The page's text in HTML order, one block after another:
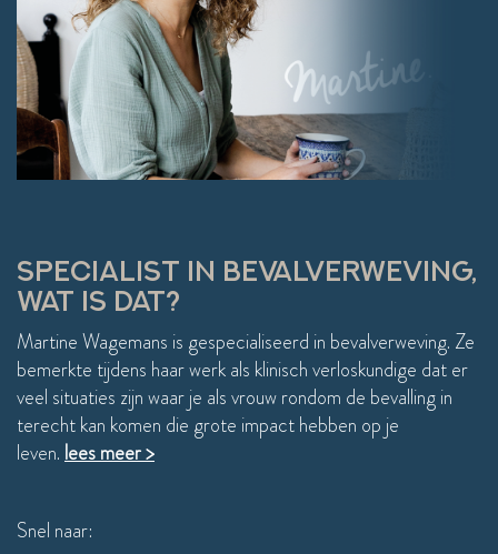
versie van mezelf.Martine is hartelijk,
ontspannen, warm en straalt veiligheid uit. Je kan
volledig jezelf zijn en ook een stukje humor
ontbrak gelukkig niet. (Tussen alle zware
gevoelens vind ik dat heerlijk!)Ondanks de
intensiviteit, kwam ik altijd lichter en fijner weer
thuis!
SPECIALIST IN BEVALVERWEVING,
WAT IS DAT?
Martine Wagemans is gespecialiseerd in bevalverweving. Ze
bemerkte tijdens haar werk als klinisch verloskundige dat er
veel situaties zijn waar je als vrouw rondom de bevalling in
terecht kan komen die grote impact hebben op je
leven.lees meer >
Snel naar: